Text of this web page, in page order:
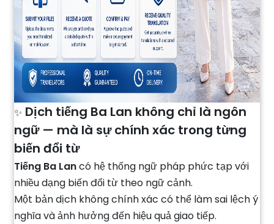
✨ Dịch tiếng Ba Lan không chỉ là ngôn
ngữ — mà là sự chính xác trong từng
biến đổi từ
Tiếng Ba Lancó hệ thống ngữ pháp phức tạp với
nhiều dạng biến đổi từ theo ngữ cảnh.
Một bản dịch không chính xác có thể làm sai lệch ý
nghĩa và ảnh hưởng đến hiệu quả giao tiếp.